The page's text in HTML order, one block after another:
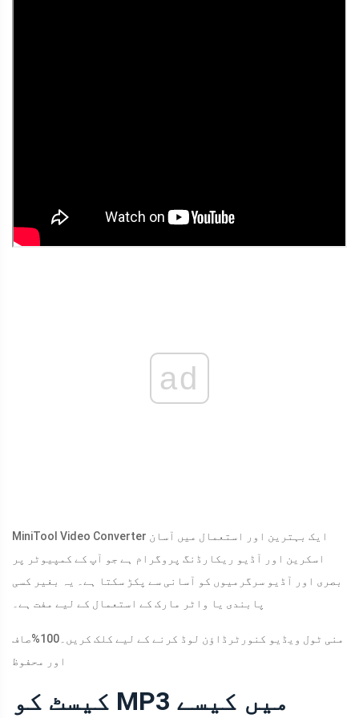
ad
MiniTool Video Converter ایک بہترین اور استعمال میں آسان
اسکرین اور آڈیو ریکارڈنگ پروگرام ہے جو آپ کے کمپیوٹر پر
بصری اور آڈیو سرگرمیوں کو آسانی سے پکڑ سکتا ہے۔ یہ بغیر کسی
پابندی یا واٹر مارک کے استعمال کے لیے مفت ہے۔
منی ٹول ویڈیو کنورٹر ڈاؤن لوڈ کرنے کے لیے کلک کریں۔ 100%
صاف
اور محفوظ
کیسٹ کو MP3 میں کیسے